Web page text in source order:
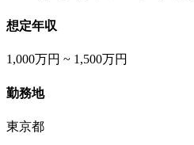
想定年収
1,000万円 ~ 1,500万円
勤務地
東京都